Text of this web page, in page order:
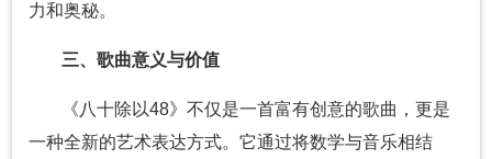
力和奥秘。
三、歌曲意义与价值
《八十除以48》不仅是一首富有创意的歌曲，更是
一种全新的艺术表达方式。它通过将数学与音乐相结